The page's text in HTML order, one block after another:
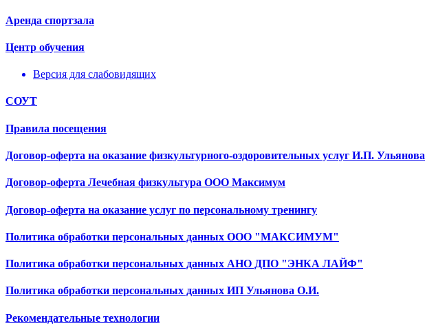
Аренда спортзала
Центр обучения
Версия для слабовидящих
СОУТ
Правила посещения
Договор-оферта на оказание физкультурного-оздоровительных услуг И.П. Ульянова
Договор-оферта Лечебная физкультура ООО Максимум
Договор-оферта на оказание услуг по персональному тренингу
Политика обработки персональных данных ООО "МАКСИМУМ"
Политика обработки персональных данных АНО ДПО "ЭНКА ЛАЙФ"
Политика обработки персональных данных ИП Ульянова О.И.
Рекомендательные технологии